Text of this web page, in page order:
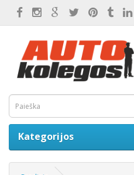
Kategorijos